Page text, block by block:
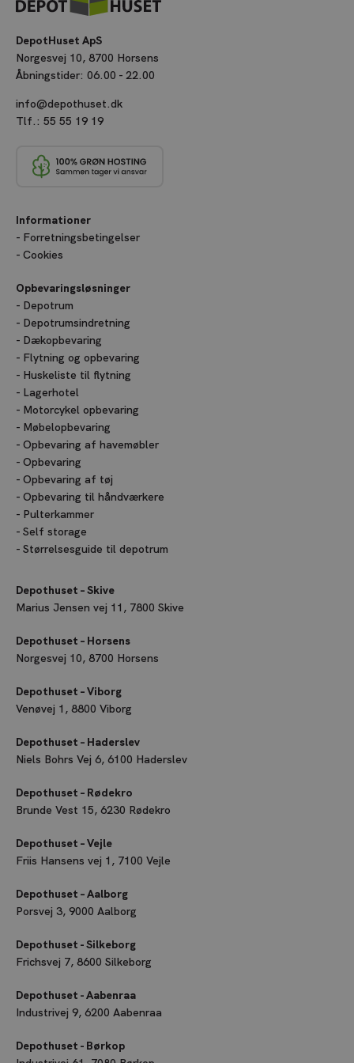
DepotHuset ApS
Norgesvej 10, 8700 Horsens
Åbningstider: 06.00 - 22.00
info@depothuset.dk
Tlf.: 55 55 19 19
Informationer
Forretningsbetingelser
Cookies
Opbevaringsløsninger
Depotrum
Depotrumsindretning
Dækopbevaring
Flytning og opbevaring
Huskeliste til flytning
Lagerhotel
Motorcykel opbevaring
Møbelopbevaring
Opbevaring af havemøbler
Opbevaring
Opbevaring af tøj
Opbevaring til håndværkere
Pulterkammer
Self storage
Størrelsesguide til depotrum
Depothuset – Skive
Marius Jensen vej 11, 7800 Skive
Depothuset – Horsens
Norgesvej 10, 8700 Horsens
Depothuset – Viborg
Venøvej 1, 8800 Viborg
Depothuset – Haderslev
Niels Bohrs Vej 6, 6100 Haderslev
Depothuset – Rødekro
Brunde Vest 15, 6230 Rødekro
Depothuset – Vejle
Friis Hansens vej 1, 7100 Vejle
Depothuset – Aalborg
Porsvej 3, 9000 Aalborg
Depothuset - Silkeborg
Frichsvej 7, 8600 Silkeborg
Depothuset - Aabenraa
Industrivej 9, 6200 Aabenraa
Depothuset - Børkop